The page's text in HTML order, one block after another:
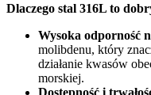
Dlaczego stal 316L to
Wysoka odporność
molibdenu, który
działanie kwasów
morskiej.
Dostępność i